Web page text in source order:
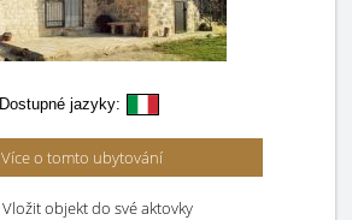
Dostupné jazyky:
Více o tomto ubytování
Vložit objekt do své aktovky